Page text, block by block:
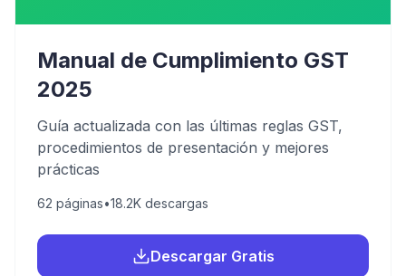
Manual de Cumplimiento GST
2025
Guía actualizada con las últimas reglas GST,
procedimientos de presentación y mejores
prácticas
62 páginas•18.2K descargas
Descargar Gratis